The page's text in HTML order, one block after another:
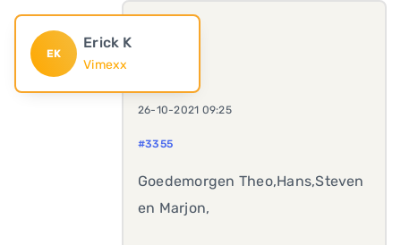
EK
Erick K
Vimexx
26-10-2021 09:25
#3355
Goedemorgen Theo,Hans,Steven
en Marjon,